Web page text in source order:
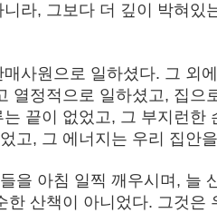
라, 그보다 더 깊이 박혀
사원으로 일하셨다. 그 외
열정적으로 일하셨고, 집으
끝이 없었고, 그 부지런한
고, 그 에너지는 우리 집안
을 아침 일찍 깨우시며, 늘
산책이 아니었다. 그것은